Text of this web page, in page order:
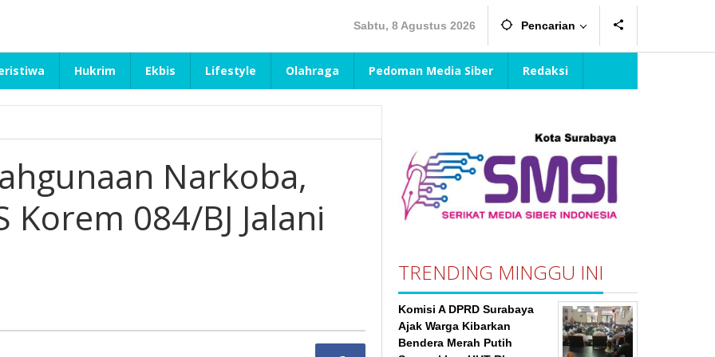
Sabtu, 8 Agustus 2026 Pencarian
Hukrim Ekbis Lifestyle Olahraga Pedoman Media Siber Redaksi
Narkoba,
Korem 084/BJ Jalani
TRENDING MINGGU INI
Komisi A DPRD Surabaya
Ajak Warga Kibarkan
Bendera Merah Putih